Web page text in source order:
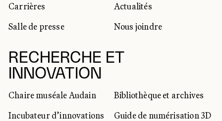
Carrières
Actualités
Salle de presse
Nous joindre
RECHERCHE ET
INNOVATION
Chaire muséale Audain
Bibliothèque et archives
Incubateur d’innovations
Guide de numérisation 3D